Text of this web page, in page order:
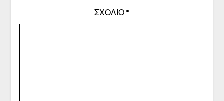
ΣΧΌΛΙΟ*